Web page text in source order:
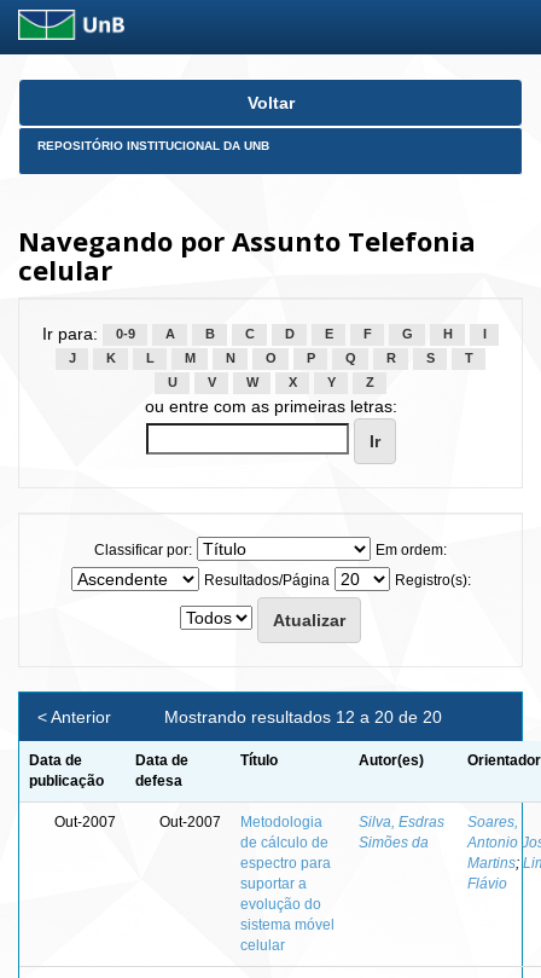
Skip
Voltar
REPOSITÓRIO INSTITUCIONAL DA UNB
Navegando por Assunto Telefonia
celular
Ir para: 0-9 A B C D E F G H
J
K L M N O P Q R S
T
U
V W X Y Z
ou entre com as primeiras letras:
Classificar por:
Em ordem:
Resultados/Página
Registro(s):
Mostrando resultados 12 a 20 de 20
< Anterior
Data de
publicação
Data de
defesa
Título Autor(es)
Out-2007 Out-2007
Metodologia
de cálculo de
espectro para
suportar a
evolução do
sistema móvel
celular
Silva, Esdras
Simões da
Soares,
Antonio
Martins;
Flávio